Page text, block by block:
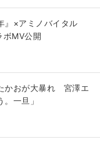
』×アミノバイタル
MV公開
かおが大暴れ 宮澤エ
一旦」